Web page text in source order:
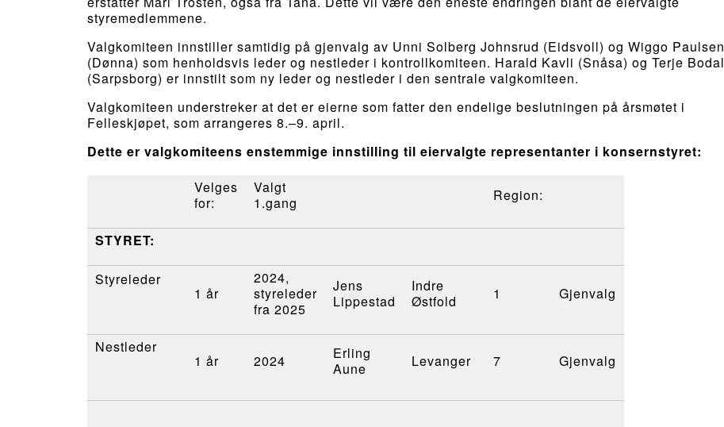
styremedlemmene.
Valgkomiteen innstiller samtidig på gjenvalg av Unni Solberg Johnsrud (Eidsvoll) og Wiggo Paulsen
(Dønna) som henholdsvis leder og nestleder i kontrollkomiteen. Harald Kavli (Snåsa) og Terje Bodal
(Sarpsborg) er innstilt som ny leder og nestleder i den sentrale valgkomiteen.
Valgkomiteen understreker at det er eierne som fatter den endelige beslutningen på årsmøtet i
Felleskjøpet, som arrangeres 8.–9. april.
Dette er valgkomiteens enstemmige innstilling til eiervalgte representanter i konsernstyret:
Velges
for:
Valgt
1.gang
Region:
STYRET:
Styreleder
1 år
2024,
styreleder
fra 2025
Jens
Lippestad
Indre
Østfold
1 Gjenvalg
Nestleder
1 år 2024
Erling
Aune
Levanger 7 Gjenvalg